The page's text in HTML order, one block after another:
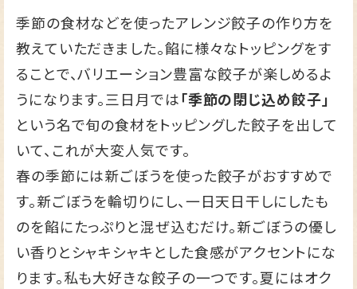
季節の食材などを使ったアレンジ餃子の作り方を
教えていただきました。餡に様々なトッピングをす
ることで、バリエーション豊富な餃子が楽しめるよ
うになります。三日月では「季節の閉じ込め餃子」
という名で旬の食材をトッピングした餃子を出して
いて、これが大変人気です。
春の季節には新ごぼうを使った餃子がおすすめで
す。新ごぼうを輪切りにし、一日天日干しにしたも
のを餡にたっぷりと混ぜ込むだけ。新ごぼうの優し
い香りとシャキシャキとした食感がアクセントにな
ります。私も大好きな餃子の一つです。夏にはオク